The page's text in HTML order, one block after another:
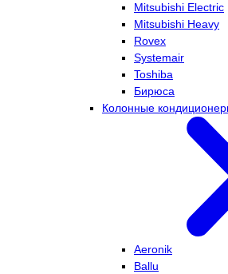
Mitsubishi Electric
Mitsubishi Heavy
Rovex
Systemair
Toshiba
Бирюса
Колонные
Aeronik
Ballu